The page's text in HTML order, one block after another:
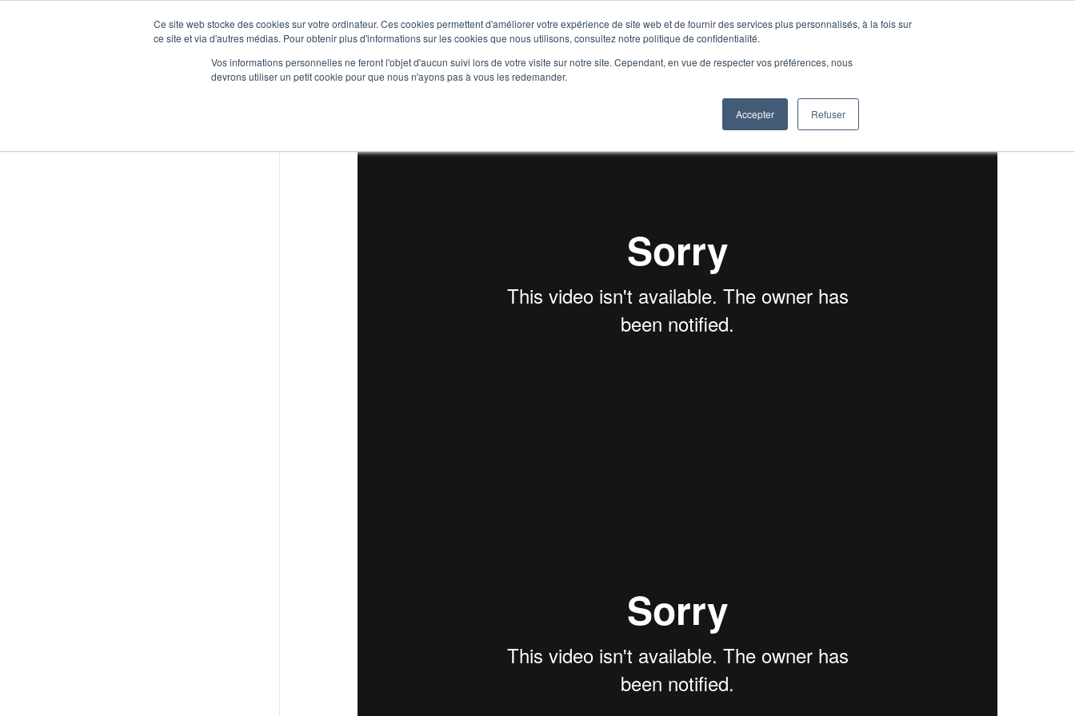
Ce site web stocke des cookies sur votre ordinateur. Ces cookies permettent d'améliorer votre expérience de site web et de fournir des services plus personnalisés, à la fois sur
ce site et via d'autres médias. Pour obtenir plus d'informations sur les cookies que nous utilisons, consultez notre politique de confidentialité.
Vos informations personnelles ne feront l'objet d'aucun suivi lors de votre visite sur notre site. Cependant, en vue de respecter vos préférences, nous
devrons utiliser un petit cookie pour que nous n'ayons pas à vous les redemander.
Accepter Refuser
Vendre Sans Vendre – Avec Raphael Amar